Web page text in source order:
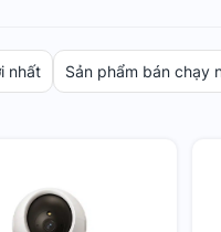
nhất Sản phẩm bán chạy